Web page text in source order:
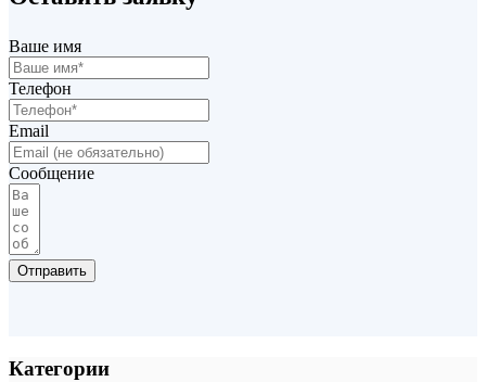
Нижняя направляющая KD1-05
от163,00₽/пог.м. В корзину
Ваше имя
Телефон
Email
Сообщение
Отправить
Категории